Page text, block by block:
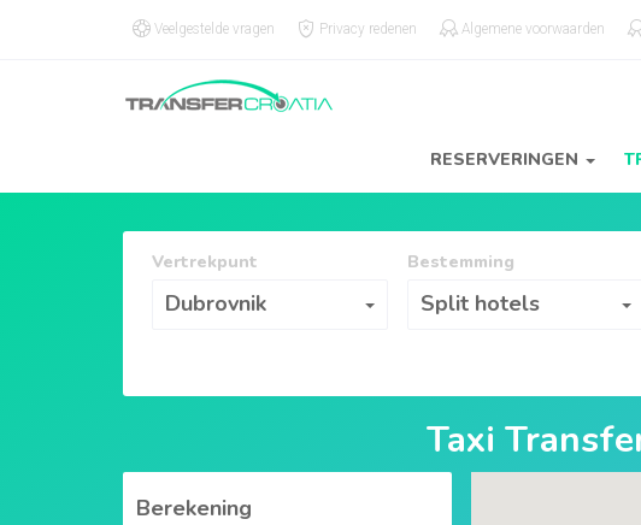
Veelgestelde vragen Privacy redenen Algemene voorwaarden
RESERVERINGEN
Vertrekpunt
Dubrovnik
Vertrekpunt
Bestemming
Split hotels
Bestemming
Taxi
Berekening